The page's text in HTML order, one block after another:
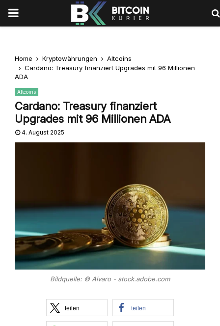
PRIMARY
Home Kryptowährungen
Altcoins
Cardano: Treasury finanziert Upgrades mit 96 Millionen
ADA
Altcoins
Cardano: Treasury finanziert
Upgrades mit 96 Millionen ADA
4. August 2025
Bildquelle: © Alvaro - stock.adobe.com
teilen teilen